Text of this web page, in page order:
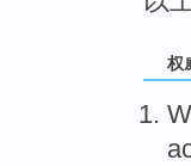
权